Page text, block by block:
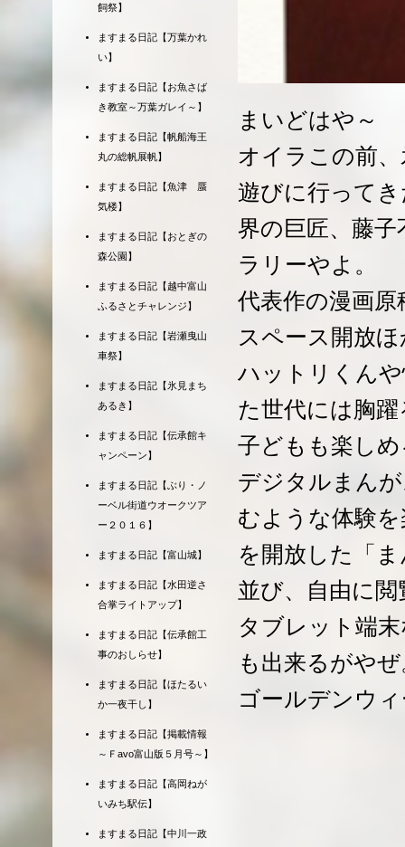
まいどはや～
オイラこの前
遊びに行って
界の巨匠、藤子
ラリーやよ。
代表作の漫画
スペース開放
ハットリくん
た世代には胸
子どもも楽し
デジタルまん
むような体験
を開放した「
並び、自由に
タブレット端
も出来るがやぜ
ゴールデンウ
飼祭】
ますまる日記【万葉かれ
い】
ますまる日記【お魚さば
き教室～万葉ガレイ～】
ますまる日記【帆船海王
丸の総帆展帆】
ますまる日記【魚津 蜃
気楼】
ますまる日記【おとぎの
森公園】
ますまる日記【越中富山
ふるさとチャレンジ】
ますまる日記【岩瀬曳山
車祭】
ますまる日記【氷見まち
あるき】
ますまる日記【伝承館キ
ャンペーン】
ますまる日記【ぶり・ノ
ーベル街道ウオークツア
ー２０１６】
ますまる日記【富山城】
ますまる日記【水田逆さ
合掌ライトアップ】
ますまる日記【伝承館工
事のおしらせ】
ますまる日記【ほたるい
か一夜干し】
ますまる日記【掲載情報
～Ｆavo富山版５月号～】
ますまる日記【高岡ねが
いみち駅伝】
ますまる日記【中川一政